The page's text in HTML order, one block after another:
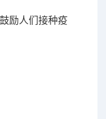
励人们接种疫